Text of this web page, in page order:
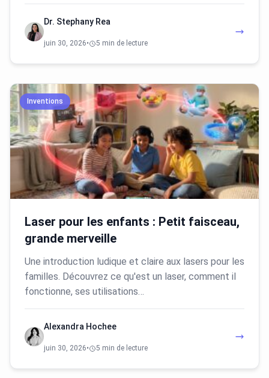
Dr. Stephany Rea
juin 30, 2026• 5 min de lecture
Inventions
Laser pour les enfants : Petit faisceau,
grande merveille
Une introduction ludique et claire aux lasers pour les
familles. Découvrez ce qu'est un laser, comment il
fonctionne, ses utilisations…
Alexandra Hochee
juin 30, 2026• 5 min de lecture